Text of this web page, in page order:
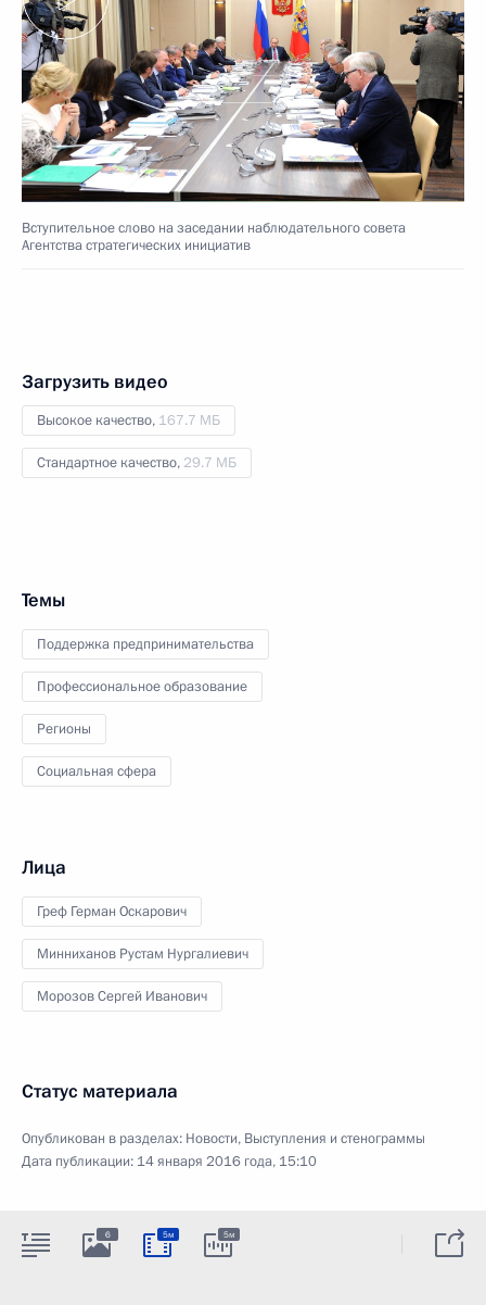
Вступительное слово на заседании наблюдательного совета
Агентства стратегических инициатив
Загрузить видео
Высокое качество, 167.7 МБ
Стандартное качество, 29.7 МБ
Темы
Поддержка предпринимательства
Профессиональное образование
Регионы
Социальная сфера
Лица
Греф Герман Оскарович
Минниханов Рустам Нургалиевич
Морозов Сергей Иванович
Статус материала
Опубликован в разделах: Новости, Выступления и стенограммы
Дата публикации: 14 января 2016 года, 15:10
6 5м 5м